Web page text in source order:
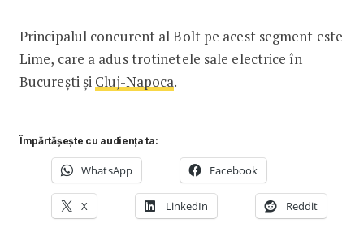
Principalul concurent al Bolt pe acest segment este
Lime, care a adus trotinetele sale electrice în
București și Cluj-Napoca.
Împărtășește cu audiența ta:
WhatsApp Facebook
X LinkedIn Reddit